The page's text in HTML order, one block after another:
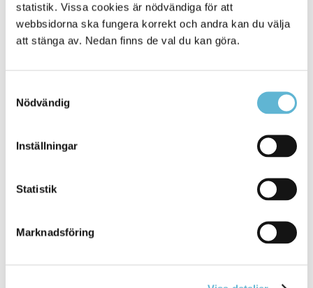
statistik. Vissa cookies är nödvändiga för att
webbsidorna ska fungera korrekt och andra kan du välja
att stänga av. Nedan finns de val du kan göra.
Nödvändig
Inställningar
Statistik
Marknadsföring
KONTAKT
Besöksadress
Box 18, 295 21 Bromölla